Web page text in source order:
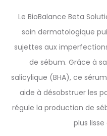
Le BioBalance Beta
soin dermatologique
sujettes aux
de sébum. Grâce à
salicylique (BHA), ce
aide à désobstruer les
régule la production de
plus